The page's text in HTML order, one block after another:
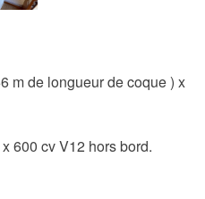
m de longueur de coque ) x
600 cv V12 hors bord.